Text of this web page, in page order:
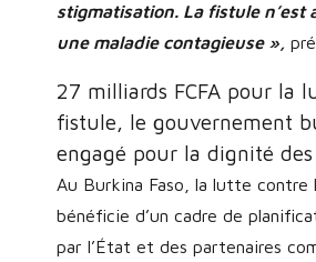
stigmatisation. La fistule n’est
une maladie contagieuse »,
27 milliards FCFA pour la
fistule, le gouvernement
engagé pour la dignité
Au Burkina Faso, la lutte contre
bénéficie d’un cadre de
par l’État et des partenaires